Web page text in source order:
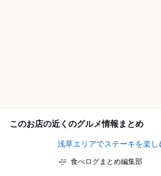
このお店の近くのグルメ情報まとめ
浅草エリアでステーキを楽
食べログまとめ編集部